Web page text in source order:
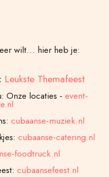
wilt… hier heb je:
Leukste Themafeest
Onze locaties - event-
cubaanse-muziek.nl
cubaanse-catering.nl
foodtruck.nl
cubaansefeest.nl